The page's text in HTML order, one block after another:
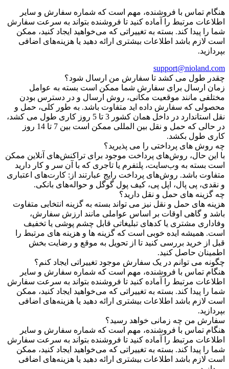
هنگام تماس با فروشنده، مهم است که شماره سفارش و سایر
اطلاعات مرتبط را آماده کنید تا فروشنده بتواند به سرعت سفارش
شما را پیدا کند. بسته به تغییراتی که می‌خواهید ایجاد کنید، ممکن
است لازم باشد اطلاعات بیشتری ارائه دهید یا هزینه‌های اضافی
بپردازید.
support@nioland.com
چقدر طول می کشد تا سفارش من ارسال شود؟
زمان ارسال برای سفارش شما ممکن است بسته به عوامل
مختلفی مانند موقعیت مکانی، روش ارسال و در دسترس بودن
محصولی که سفارش داده اید متفاوت باشد. به طور کلی، حمل و
نقل استاندارد در داخل همان کشور 3 تا 5 روز کاری طول می کشد،
در حالی که حمل و نقل بین المللی ممکن است بین 7 تا 14 روز
کاری طول بکشد.
چه روش های پرداختی را می پذیرید؟
با این حال، روش‌های پرداخت موجود برای تراکنش‌های آنلاین ممکن
است بسته به وب‌سایت، پلتفرم یا تاجری که با آن سر و کار دارید
متفاوت باشد. روش‌های پرداخت رایج عبارتند از: کارت‌های اعتباری
و نقدی، پی پال، اپل پی، کیف پول گوگل و حواله‌های بانکی.
چه گزینه های حمل و نقل دارید؟
هزینه های حمل و نقل نیز می تواند بسته به گزینه انتخابی متفاوت
باشد و گاهی اوقات بر اساس عواملی مانند ارزش سفارش،
وفاداری مشتری یا کدهای تبلیغاتی قابل چشم پوشی یا تخفیف
است. همیشه ایده خوبی است که گزینه ها و هزینه های مرتبط را
قبل از خرید بررسی کنید تا از تحویل به موقع و رضایت بخش
اطمینان حاصل کنید.
چگونه می توانم در یک سفارش موجود تغییراتی ایجاد کنم؟
هنگام تماس با فروشنده، مهم است که شماره سفارش و سایر
اطلاعات مرتبط را آماده کنید تا فروشنده بتواند به سرعت سفارش
شما را پیدا کند. بسته به تغییراتی که می‌خواهید ایجاد کنید، ممکن
است لازم باشد اطلاعات بیشتری ارائه دهید یا هزینه‌های اضافی
بپردازید.
سفارش من چه زمانی خواهد رسید؟
هنگام تماس با فروشنده، مهم است که شماره سفارش و سایر
اطلاعات مرتبط را آماده کنید تا فروشنده بتواند به سرعت سفارش
شما را پیدا کند. بسته به تغییراتی که می‌خواهید ایجاد کنید، ممکن
است لازم باشد اطلاعات بیشتری ارائه دهید یا هزینه‌های اضافی